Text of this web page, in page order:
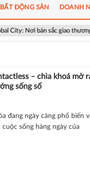
sắc giao thương song hành
BẤT ĐỘNG SẢN DOANH
– chìa khoá mở
sống số
đang ngày càng phổ biến
sống hàng ngày của